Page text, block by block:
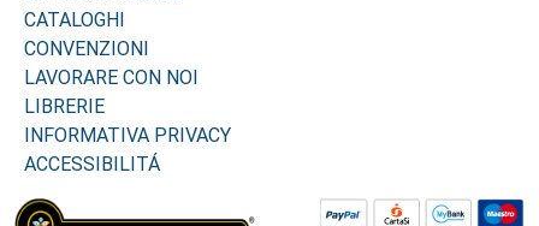
CATALOGHI
CONVENZIONI
LAVORARE CON NOI
LIBRERIE
INFORMATIVA PRIVACY
ACCESSIBILITÁ